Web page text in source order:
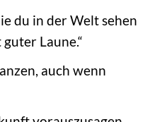
du in der Welt sehen
Laune.“
auch wenn